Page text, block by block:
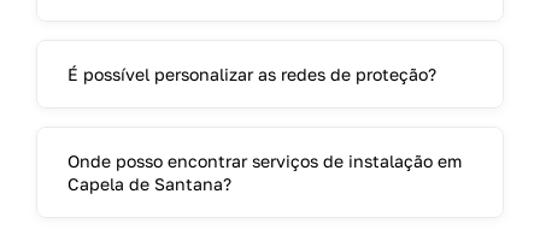
É possível personalizar as redes de proteção?
Onde posso encontrar serviços de instalação em
Capela de Santana?